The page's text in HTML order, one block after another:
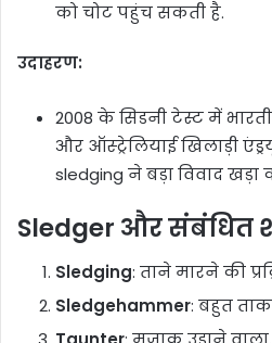
को चोट पहुंच सकती है.
उदाहरण:
2008 के सिडनी टेस्ट में
और ऑस्ट्रेलियाई खिलाड़ी
sledging ने बड़ा विवाद खड़ा
Sledger और संबंधित
Sledging: ताने मारने की
Sledgehammer: बहुत